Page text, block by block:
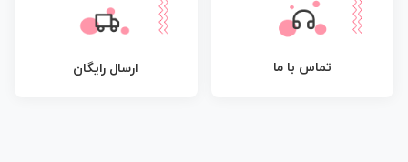
تماس با ما ارسال رایگان